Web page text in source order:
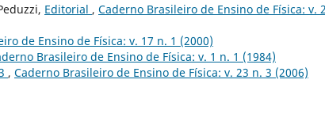
Editorial , Caderno Brasileiro de Ensino de Física: v.
de Ensino de Física: v. 17 n. 1 (2000)
Brasileiro de Ensino de Física: v. 1 n. 1 (1984)
, Caderno Brasileiro de Ensino de Física: v. 23 n. 3 (2006)